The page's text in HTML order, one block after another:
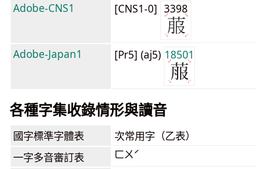
Adobe-CNS1
[CNS1-0] 3398
Adobe-Japan1 [Pr5] (aj5) 18501
各種字集收錄情形與讀音
國字標準字體表 次常用字（乙表）
一字多音審訂表 ㄈㄨˊ